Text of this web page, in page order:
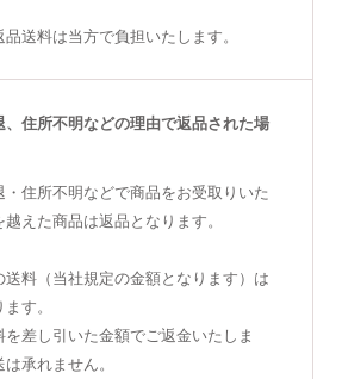
送料は当方で負担いたします。
住所不明などの理由で返品された場
住所不明などで商品をお受取りいた
えた商品は返品となります。
料（当社規定の金額となります）は
す。
差し引いた金額でご返金いたしま
承れません。